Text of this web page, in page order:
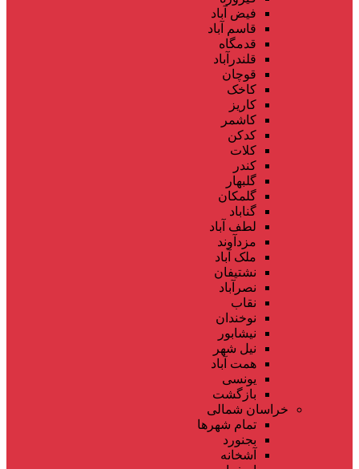
فیض آباد
قاسم آباد
قدمگاه
قلندرآباد
قوچان
کاخک
کاریز
کاشمر
کدکن
کلات
کندر
گلبهار
گلمکان
گناباد
لطف آباد
مزدآوند
ملک آباد
نشتیفان
نصرآباد
نقاب
نوخندان
نیشابور
نیل شهر
همت آباد
یونسی
بازگشت
خراسان شمالی
تمام شهر‌ها
بجنورد
آشخانه